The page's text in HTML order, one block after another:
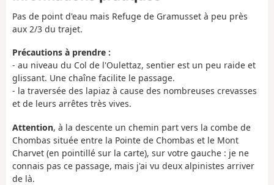
Pas de point d'eau mais Refuge de Gramusset à peu près
aux 2/3 du trajet.
Précautions à prendre :
- au niveau du Col de l'Oulettaz, sentier est un peu raide et
glissant. Une chaîne facilite le passage.
- la traversée des lapiaz à cause des nombreuses crevasses
et de leurs arrêtes très vives.
Attention, à la descente un chemin part vers la combe de
Chombas située entre la Pointe de Chombas et le Mont
Charvet (en pointillé sur la carte), sur votre gauche : je ne
connais pas ce passage, mais j'ai vu deux alpinistes arriver
de là.